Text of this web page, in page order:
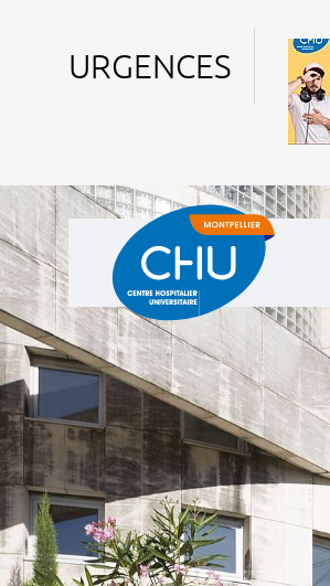
URGENCES